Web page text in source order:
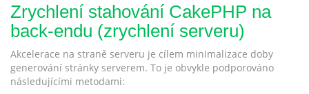
Zrychlení stahování CakePHP na
back-endu (zrychlení serveru)
Akcelerace na straně serveru je cílem minimalizace doby
generování stránky serverem. To je obvykle podporováno
následujícími metodami: